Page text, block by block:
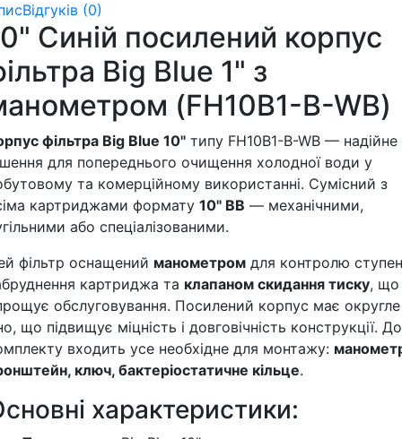
Відгуків (0)
Синій посилений корпус
Big Blue 1" з
(FH10B1-B-WB)
фільтра Big Blue 10" типу FH10B1-B-WB — надійне
для попереднього очищення холодної води у
та комерційному використанні. Сумісний з
картриджами формату 10" BB — механічними,
або спеціалізованими.
фільтр оснащений манометром для контролю
картриджа та клапаном скидання тиску, що
обслуговування. Посилений корпус має округле
що підвищує міцність і довговічність конструкції. До
входить усе необхідне для монтажу:
ключ, бактеріостатичне кільце.
характеристики: